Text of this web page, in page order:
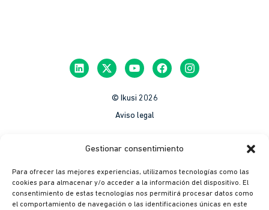
Gestionar consentimiento
Para ofrecer las mejores experiencias, utilizamos tecnologías como las
cookies para almacenar y/o acceder a la información del dispositivo. El
consentimiento de estas tecnologías nos permitirá procesar datos como
el comportamiento de navegación o las identificaciones únicas en este
© Ikusi 2026
Aviso legal
Política de Privacidad
México